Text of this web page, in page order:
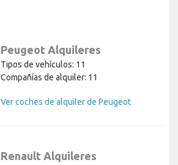
Peugeot Alquileres
Tipos de vehículos: 11
Compañías de alquiler: 11
Ver coches de alquiler de Peugeot
Renault Alquileres